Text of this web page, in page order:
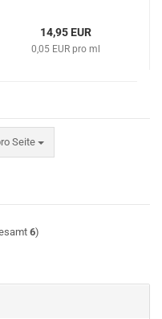
14,95 EUR
0,05 EUR pro ml
Seite
Seite
6)